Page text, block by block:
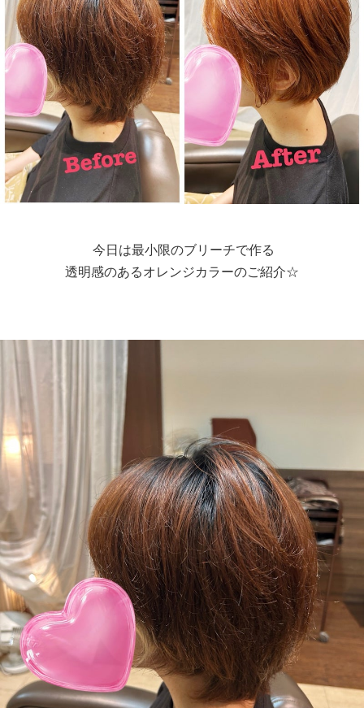
今日は最小限のブリーチで作る
透明感のあるオレンジカラーのご紹介☆